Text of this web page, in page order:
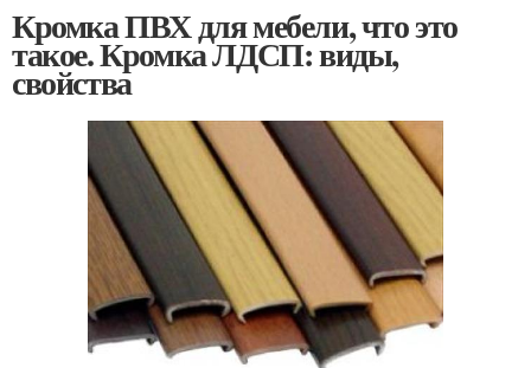
Кромка ПВХ для мебели, что это
такое. Кромка ЛДСП: виды,
свойства